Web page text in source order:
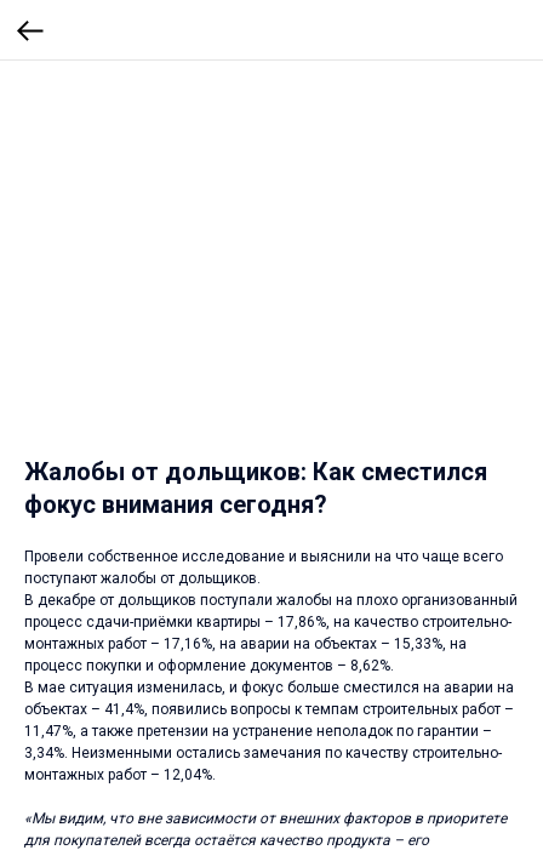
Жалобы от дольщиков: Как сместился
фокус внимания сегодня?
Провели собственное исследование и выяснили на что чаще всего
поступают жалобы от дольщиков.
В декабре от дольщиков поступали жалобы на плохо организованный
процесс сдачи-приёмки квартиры – 17,86%, на качество строительно-
монтажных работ – 17,16%, на аварии на объектах – 15,33%, на
процесс покупки и оформление документов – 8,62%.
В мае ситуация изменилась, и фокус больше сместился на аварии на
объектах – 41,4%, появились вопросы к темпам строительных работ –
11,47%, а также претензии на устранение неполадок по гарантии –
3,34%. Неизменными остались замечания по качеству строительно-
монтажных работ – 12,04%.
«Мы видим, что вне зависимости от внешних факторов в приоритете
для покупателей всегда остаётся качество продукта – его